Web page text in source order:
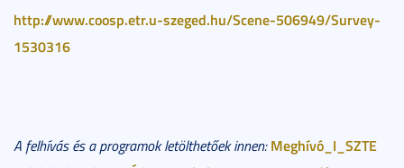
http://www.coosp.etr.u-szeged.hu/Scene-506949/Survey-
1530316
A felhívás és a programok letölthetőek innen: Meghívó_I_SZTE